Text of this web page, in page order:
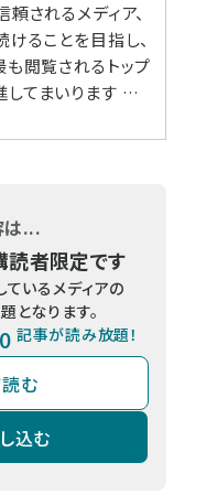
されるメディア、
ることを目指し、
も閲覧されるトップ
てまいります …
は...
読者限定です
ているメディアの
となります。
記事が読み放題！
む
込む